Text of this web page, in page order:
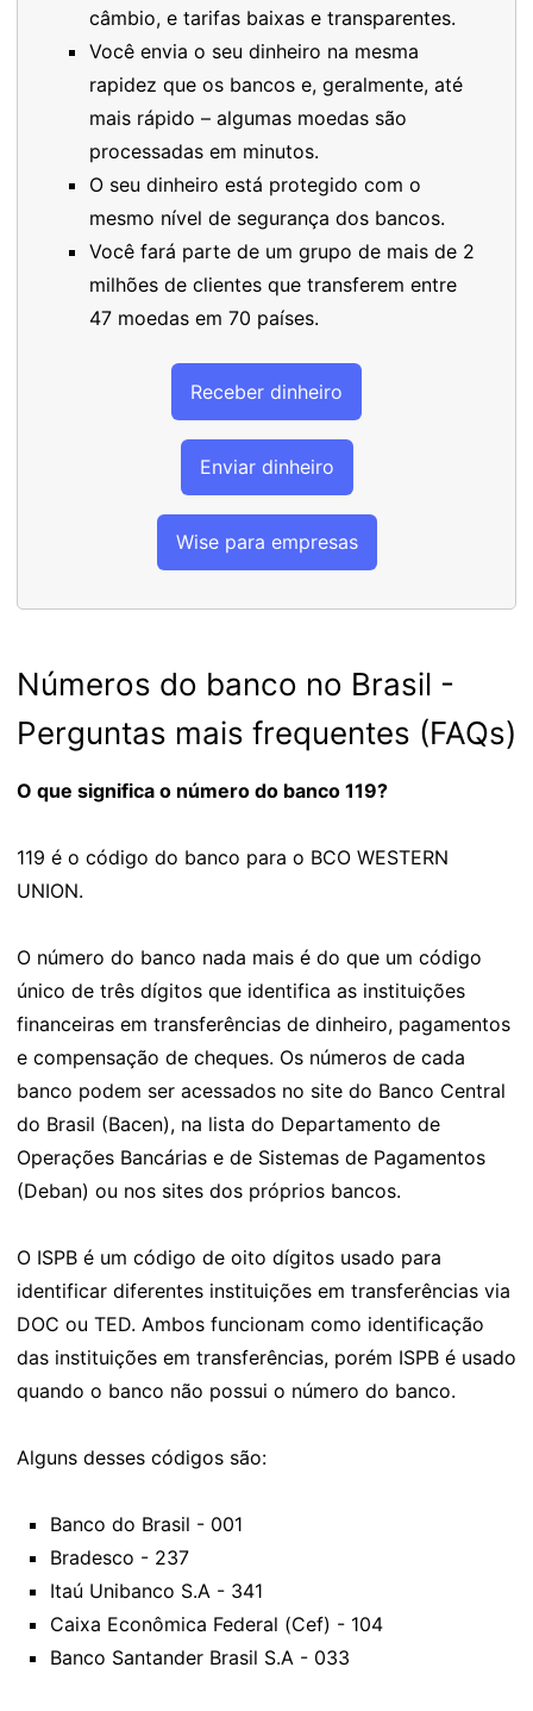
câmbio, e tarifas baixas e transparentes.
Você envia o seu dinheiro na mesma
rapidez que os bancos e, geralmente, até
mais rápido – algumas moedas são
processadas em minutos.
O seu dinheiro está protegido com o
mesmo nível de segurança dos bancos.
Você fará parte de um grupo de mais de 2
milhões de clientes que transferem entre
47 moedas em 70 países.
Receber dinheiro
Enviar dinheiro
Wise para empresas
Números do banco no Brasil -
Perguntas mais frequentes (FAQs)
O que significa o número do banco 119?
119 é o código do banco para o BCO WESTERN
UNION.
O número do banco nada mais é do que um código
único de três dígitos que identifica as instituições
financeiras em transferências de dinheiro, pagamentos
e compensação de cheques. Os números de cada
banco podem ser acessados no site do Banco Central
do Brasil (Bacen), na lista do Departamento de
Operações Bancárias e de Sistemas de Pagamentos
(Deban) ou nos sites dos próprios bancos.
O ISPB é um código de oito dígitos usado para
identificar diferentes instituições em transferências via
DOC ou TED. Ambos funcionam como identificação
das instituições em transferências, porém ISPB é usado
quando o banco não possui o número do banco.
Alguns desses códigos são:
Banco do Brasil - 001
Bradesco - 237
Itaú Unibanco S.A - 341
Caixa Econômica Federal (Cef) - 104
Banco Santander Brasil S.A - 033